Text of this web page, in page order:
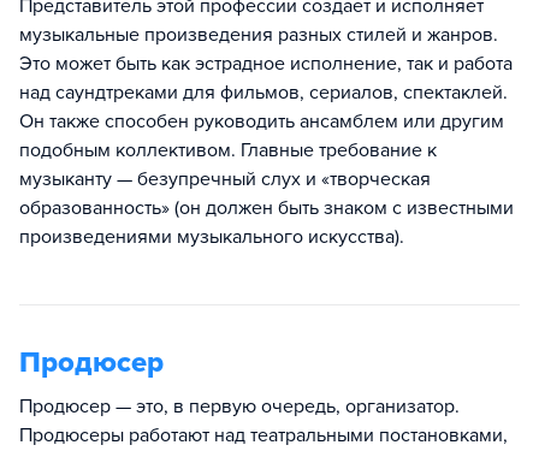
Представитель этой профессии создает и исполняет
музыкальные произведения разных стилей и жанров.
Это может быть как эстрадное исполнение, так и работа
над саундтреками для фильмов, сериалов, спектаклей.
Он также способен руководить ансамблем или другим
подобным коллективом. Главные требование к
музыканту — безупречный слух и «творческая
образованность» (он должен быть знаком с известными
произведениями музыкального искусства).
Продюсер
Продюсер — это, в первую очередь, организатор.
Продюсеры работают над театральными постановками,